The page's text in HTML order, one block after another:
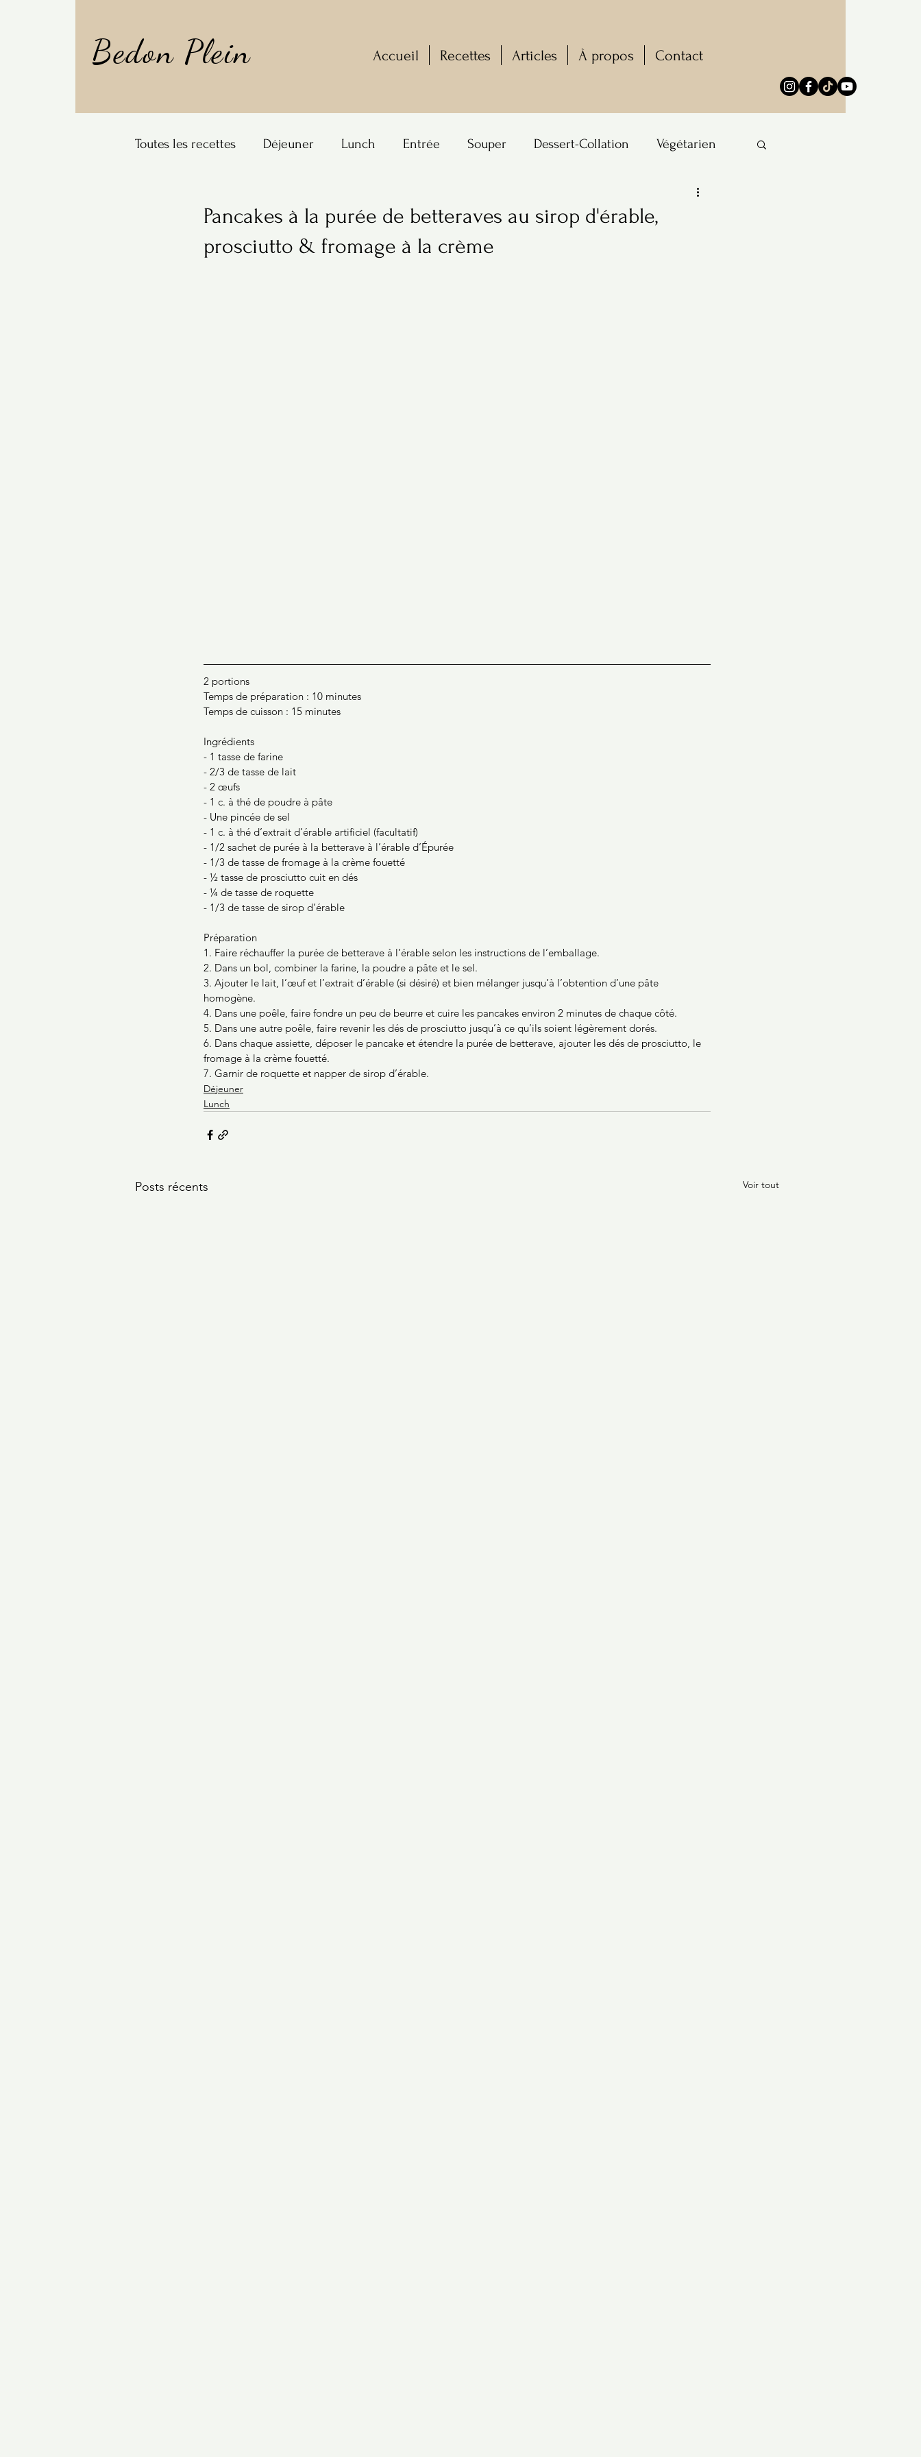
Bedon Plein Accueil Recettes Articles À propos Contact
Toutes les recettes Déjeuner Lunch Entrée Souper Dessert-Collation Végétarien
Pancakes à la purée de betteraves au sirop d'érable,
prosciutto & fromage à la crème
2 portions
Temps de préparation : 10 minutes
Temps de cuisson : 15 minutes
Ingrédients
- 1 tasse de farine
- 2/3 de tasse de lait
- 2 œufs
- 1 c. à thé de poudre à pâte
- Une pincée de sel
- 1 c. à thé d’extrait d’érable artificiel (facultatif)
- 1/2 sachet de purée à la betterave à l’érable d’Épurée
- 1/3 de tasse de fromage à la crème fouetté
- ½ tasse de prosciutto cuit en dés
- ¼ de tasse de roquette
- 1/3 de tasse de sirop d’érable
Préparation
1. Faire réchauffer la purée de betterave à l’érable selon les instructions de l’emballage.
2. Dans un bol, combiner la farine, la poudre a pâte et le sel.
3. Ajouter le lait, l’œuf et l’extrait d’érable (si désiré) et bien mélanger jusqu’à l’obtention d’une pâte
homogène.
4. Dans une poêle, faire fondre un peu de beurre et cuire les pancakes environ 2 minutes de chaque côté.
5. Dans une autre poêle, faire revenir les dés de prosciutto jusqu’à ce qu’ils soient légèrement dorés.
6. Dans chaque assiette, déposer le pancake et étendre la purée de betterave, ajouter les dés de prosciutto, le
fromage à la crème fouetté.
7. Garnir de roquette et napper de sirop d’érable.
Déjeuner
Lunch
Posts récents Voir tout